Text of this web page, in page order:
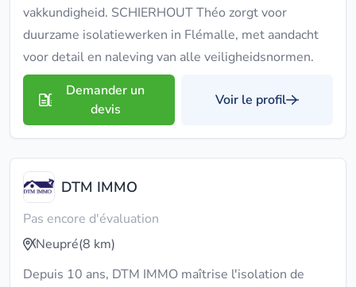
vakkundigheid. SCHIERHOUT Théo zorgt voor
duurzame isolatiewerken in Flémalle, met aandacht
voor detail en naleving van alle veiligheidsnormen.
Demander un
devis
Voir le profil
DTM IMMO
Pas encore d'évaluation
Neupré(8 km)
Depuis 10 ans, DTM IMMO maîtrise l'isolation de